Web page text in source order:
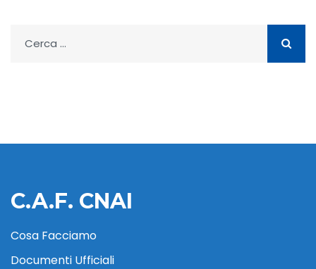
per:
C.A.F. CNAI
Cosa Facciamo
Documenti Ufficiali